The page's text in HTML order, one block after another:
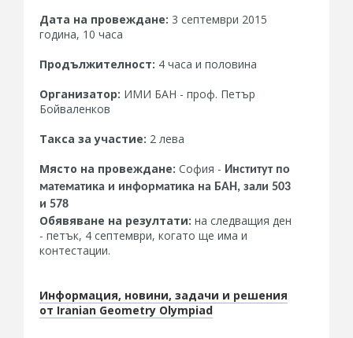
Дата на провеждане: 3 септември 2015
година, 10 часа
Продължителност: 4 часа и половина
Организатор: ИМИ БАН - проф. Петър
Бойваленков
Такса за участие: 2 лева
Място на провеждане: София - Институт по
математика и информатика на БАН, зали 503
и 578
Обявяване на резултати: на следващия ден
- петък, 4 септември, когато ще има и
контестации.
Информация, новини, задачи и решения
от Iranian Geometry Olympiad